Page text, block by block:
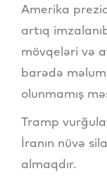
Amerika
artıq
mövqeləri və
barədə
olunmamış
Tramp
İranın nüvə
almaqdır.